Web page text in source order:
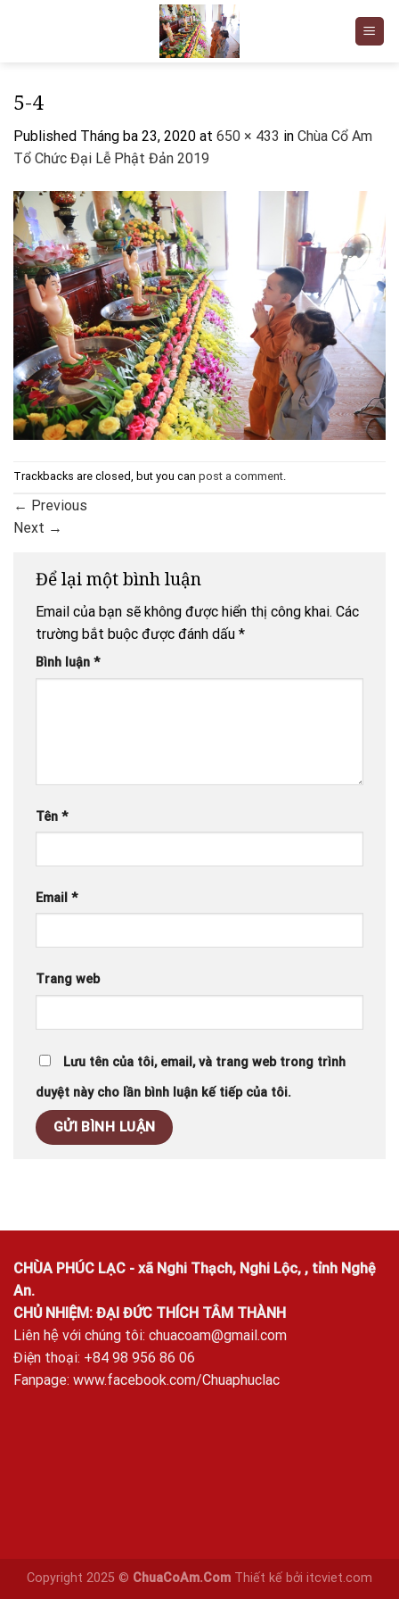
5-4
Published Tháng ba 23, 2020 at 650 × 433 in Chùa Cổ Am
Tổ Chức Đại Lễ Phật Đản 2019
Trackbacks are closed, but you can post a comment.
← Previous
Next →
Để lại một bình luận
Email của bạn sẽ không được hiển thị công khai. Các
trường bắt buộc được đánh dấu *
Bình luận *
Tên *
Email *
Trang web
Lưu tên của tôi, email, và trang web trong trình
duyệt này cho lần bình luận kế tiếp của tôi.
CHÙA PHÚC LẠC - xã Nghi Thạch, Nghi Lộc, , tỉnh Nghệ
An.
CHỦ NHIỆM: ĐẠI ĐỨC THÍCH TÂM THÀNH
Liên hệ với chúng tôi: chuacoam@gmail.com
Điện thoại: +84 98 956 86 06
Fanpage: www.facebook.com/Chuaphuclac
Copyright 2025 © ChuaCoAm.Com Thiết kế bởi itcviet.com